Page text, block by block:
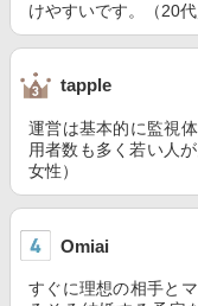
けやすいです。（20代
tapple
運営は基本的に監視
用者数も多く若い人
女性）
Omiai
すぐに理想の相手と